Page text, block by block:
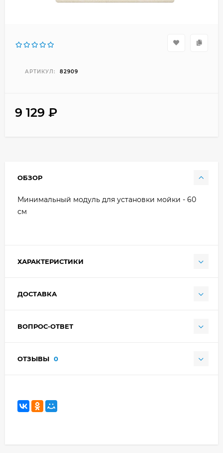
АРТИКУЛ: 82909
9 129 ₽
ОБЗОР
Минимальный модуль для установки мойки - 60
см
ХАРАКТЕРИСТИКИ
ДОСТАВКА
ВОПРОС-ОТВЕТ
ОТЗЫВЫ 0